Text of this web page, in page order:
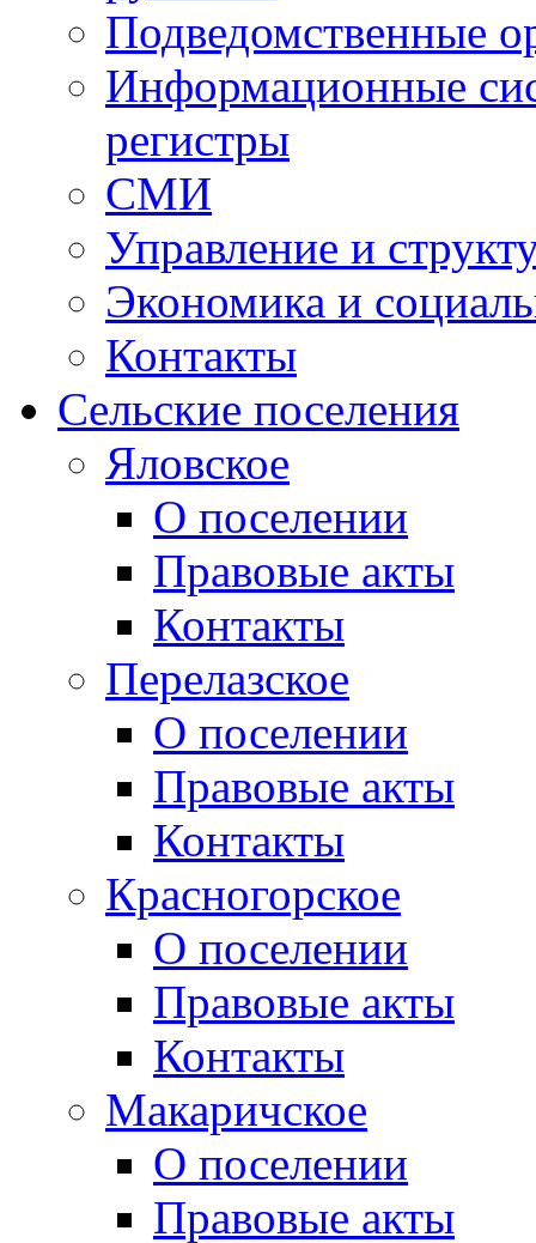
Подведомственные
Информационные
регистры
СМИ
Управление и
Экономика и
Контакты
Сельские поселения
Яловское
О поселении
Правовые акты
Контакты
Перелазское
О поселении
Правовые акты
Контакты
Красногорское
О поселении
Правовые акты
Контакты
Макаричское
О поселении
Правовые акты